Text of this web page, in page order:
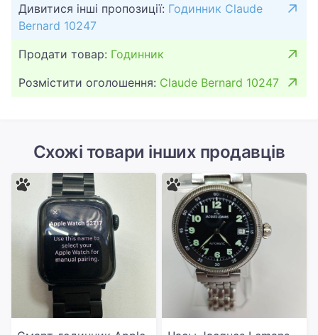
Дивитися інші пропозиції: Годинник Claude
Bernard 10247
Продати товар: Годинник
Розмістити оголошення: Claude Bernard 10247
Схожі товари інших продавців